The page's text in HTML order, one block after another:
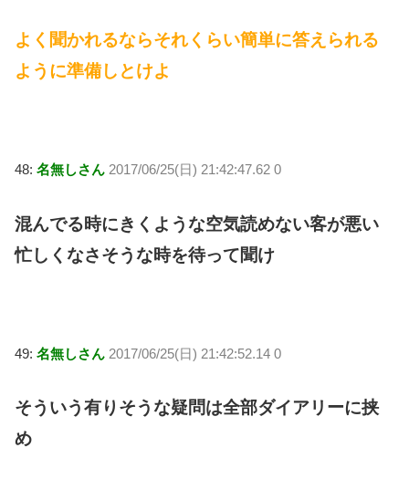
よく聞かれるならそれくらい簡単に答えられる
ように準備しとけよ
48: 名無しさん 2017/06/25(日) 21:42:47.62 0
混んでる時にきくような空気読めない客が悪い
忙しくなさそうな時を待って聞け
49: 名無しさん 2017/06/25(日) 21:42:52.14 0
そういう有りそうな疑問は全部ダイアリーに挟
め